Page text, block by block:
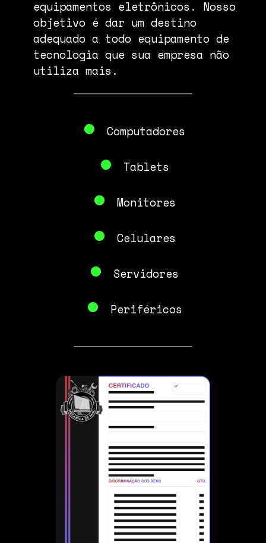
equipamentos eletrônicos. Nosso
objetivo é dar um destino
adequado a todo equipamento de
tecnologia que sua empresa não
utiliza mais.
• Computadores
• Tablets
• Monitores
• Celulares
• Servidores
• Periféricos